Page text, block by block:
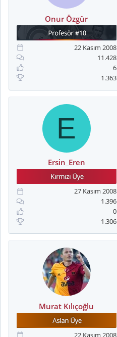
Onur Özgür
22 Kasım 2008
11.428
6
1.363
E
Ersin_Eren
27 Kasım 2008
1.396
0
1.306
Murat Kılıçoğlu
22 Kasım 2008